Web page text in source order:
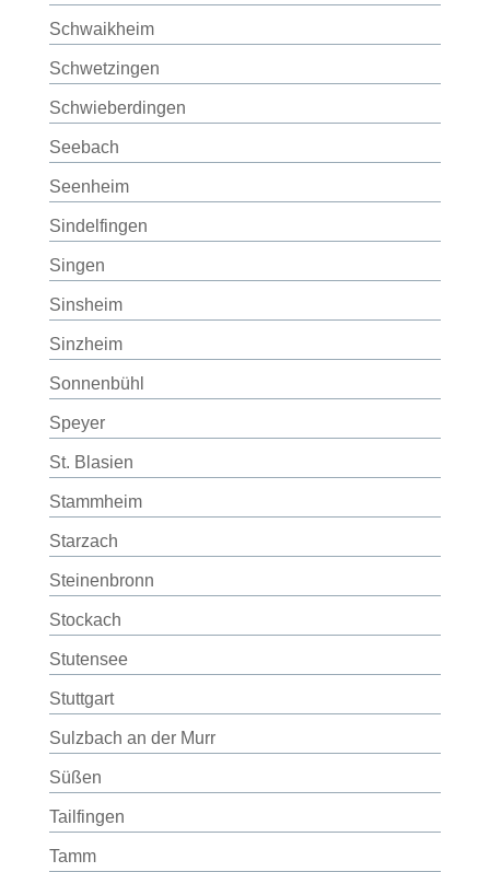
Schwaikheim
Schwetzingen
Schwieberdingen
Seebach
Seenheim
Sindelfingen
Singen
Sinsheim
Sinzheim
Sonnenbühl
Speyer
St. Blasien
Stammheim
Starzach
Steinenbronn
Stockach
Stutensee
Stuttgart
Sulzbach an der Murr
Süßen
Tailfingen
Tamm